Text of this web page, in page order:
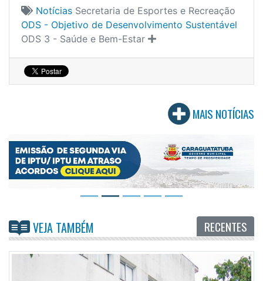
Notícias Secretaria de Esportes e Recreação
ODS - Objetivo de Desenvolvimento Sustentável
ODS 3 - Saúde e Bem-Estar
MAIS NOTÍCIAS
VEJA TAMBÉM RECENTES